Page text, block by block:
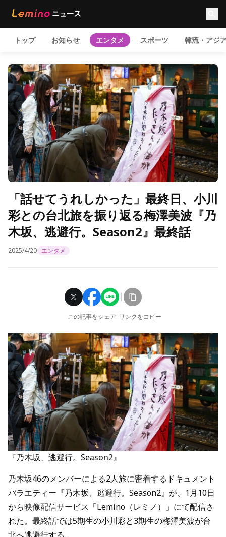
トップ お知らせ エンタメ スポーツ 韓流・アジ
「話せてうれしかった」最終日、小川
彩との台北旅を振り返る梅澤美波『乃
木坂、逃避行。Season2』最終話
2025/4/20 エンタメ
この記事をシェア リンクをコピー
『乃木坂、逃避行。Season2』
乃木坂46のメンバーによる2人旅に密着するドキュメント
バラエティー『乃木坂、逃避行。Season2』が、1月10日
から映像配信サービス「Lemino（レミノ）」にて配信さ
れた。最終話では5期生の小川彩と3期生の梅澤美波が台